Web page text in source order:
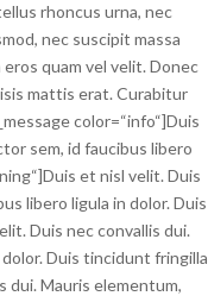
rhoncus urna, nec
nec suscipit massa
quam vel velit. Donec
mattis erat. Curabitur
color=“info“]Duis
sem, id faucibus libero
et nisl velit. Duis
libero ligula in dolor. Duis
Duis nec convallis dui.
Duis tincidunt fringilla
dui. Mauris elementum,